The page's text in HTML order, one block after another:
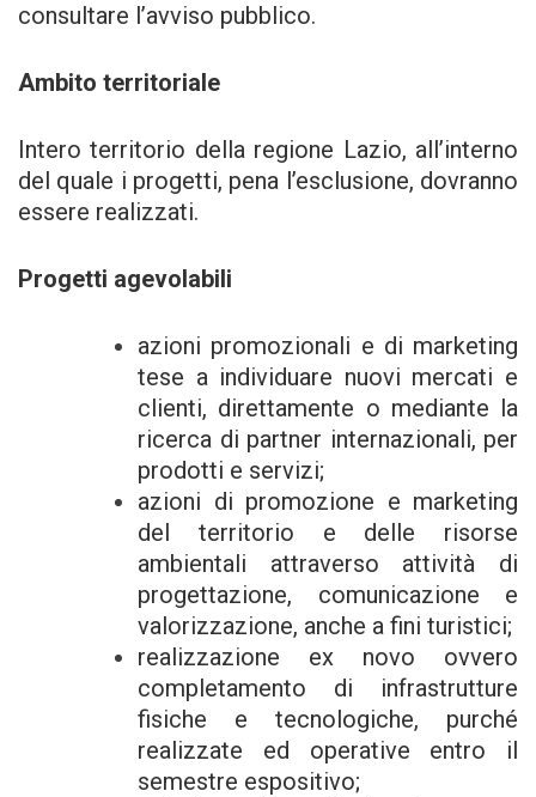
consultare l’avviso pubblico.
Ambito territoriale
Intero territorio della regione Lazio, all’interno
del quale i progetti, pena l’esclusione, dovranno
essere realizzati.
Progetti agevolabili
azioni promozionali e di marketing
tese a individuare nuovi mercati e
clienti, direttamente o mediante la
ricerca di partner internazionali, per
prodotti e servizi;
azioni di promozione e marketing
del territorio e delle risorse
ambientali attraverso attività di
progettazione, comunicazione e
valorizzazione, anche a fini turistici;
realizzazione ex novo ovvero
completamento di infrastrutture
fisiche e tecnologiche, purché
realizzate ed operative entro il
semestre espositivo;